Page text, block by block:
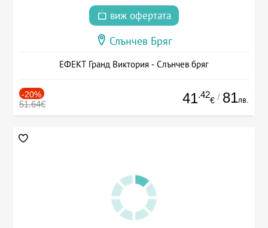
виж офертата
Слънчев Бряг
ЕФЕКТ Гранд Виктория - Слънчев бряг
-20%
51.64€ 41.42
€ / 81лв.